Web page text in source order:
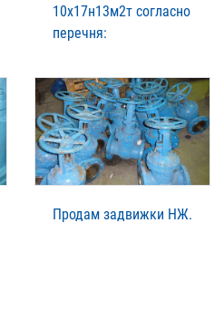
10х17н13м2т согласно
перечня:
Продам задвижки НЖ.